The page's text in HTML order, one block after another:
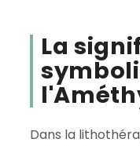
La
Dans la